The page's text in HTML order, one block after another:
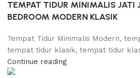
TEMPAT TIDUR MINIMALIS JATI
BEDROOM MODERN KLASIK
Tempat Tidur Minimalis Modern,
tempat tidur klasik, tempat tidur
Continue reading